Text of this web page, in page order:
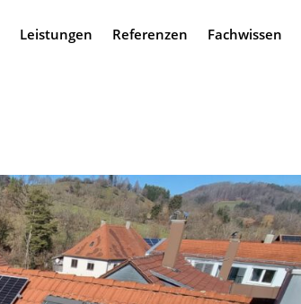
Leistungen Referenzen Fachwissen